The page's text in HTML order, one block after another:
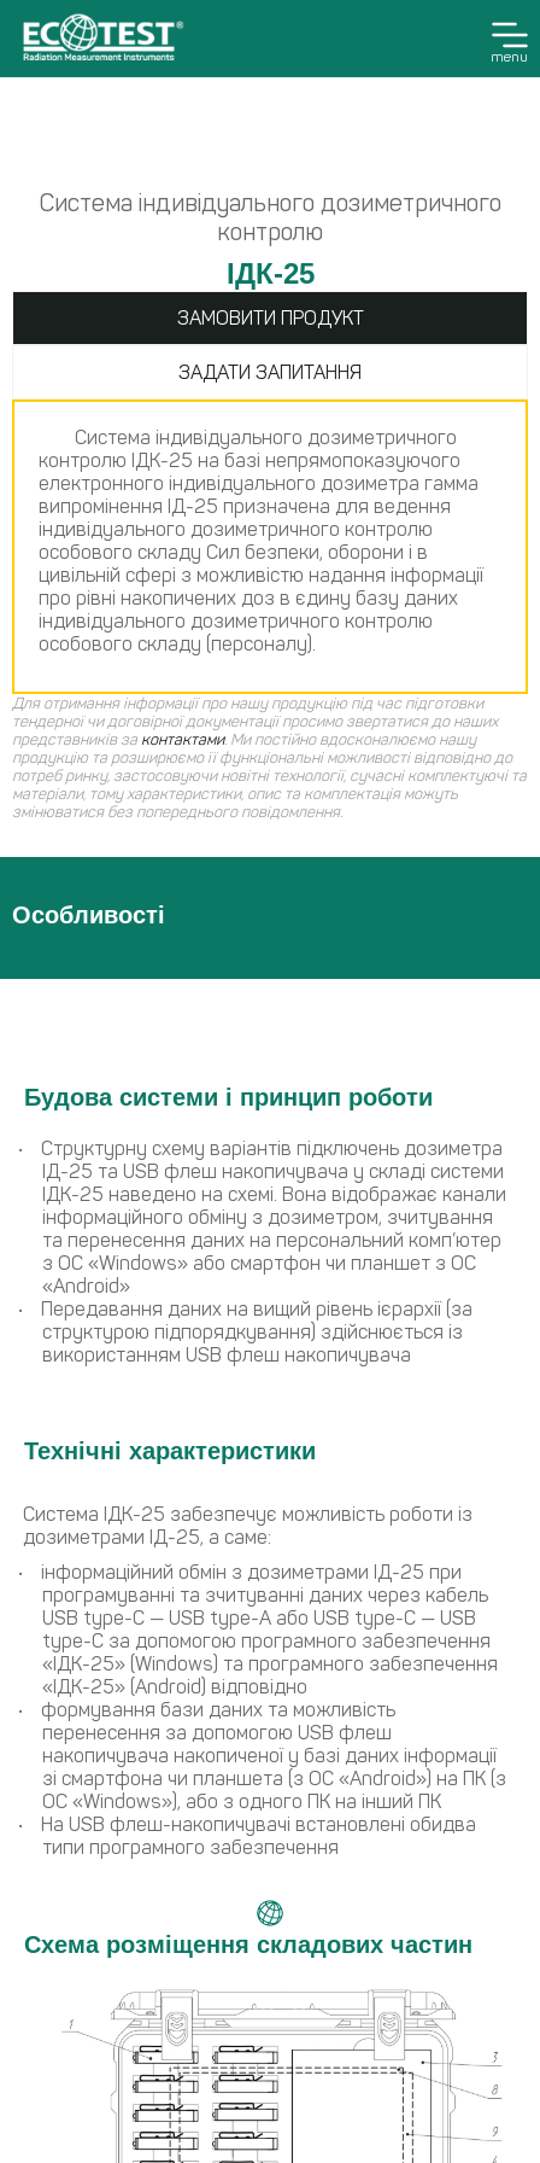
menu
Система індивідуального дозиметричного
контролю
ІДК-25
ЗАМОВИТИ ПРОДУКТ
ЗАДАТИ ЗАПИТАННЯ
Система індивідуального дозиметричного
контролю ІДК-25 на базі непрямопоказуючого
електронного індивідуального дозиметра гамма
випромінення ІД-25 призначена для ведення
індивідуального дозиметричного контролю
особового складу Сил безпеки, оборони і в
цивільній сфері з можливістю надання інформації
про рівні накопичених доз в єдину базу даних
індивідуального дозиметричного контролю
особового складу (персоналу).
Для отримання інформації про нашу продукцію під час підготовки
тендерної чи договірної документації просимо звертатися до наших
представників за контактами. Ми постійно вдосконалюємо нашу
продукцію та розширюємо її функціональні можливості відповідно до
потреб ринку, застосовуючи новітні технології, сучасні комплектуючі та
матеріали, тому характеристики, опис та комплектація можуть
змінюватися без попереднього повідомлення.
Особливості
Будова системи і принцип роботи
Структурну схему варіантів підключень дозиметра
ІД-25 та USB флеш накопичувача у складі системи
ІДК-25 наведено на схемі. Вона відображає канали
інформаційного обміну з дозиметром, зчитування
та перенесення даних на персональний комп’ютер
з ОС «Windows» або смартфон чи планшет з ОС
«Android»
Передавання даних на вищий рівень ієрархії (за
структурою підпорядкування) здійснюється із
використанням USB флеш накопичувача
Технічні характеристики
Система ІДК-25 забезпечує можливість роботи із
дозиметрами ІД-25, а саме:
інформаційний обмін з дозиметрами ІД-25 при
програмуванні та зчитуванні даних через кабель
USB type-C — USB type-A або USB type-C — USB
type-С за допомогою програмного забезпечення
«ІДК-25» (Windows) та програмного забезпечення
«ІДК-25» (Android) відповідно
формування бази даних та можливість
перенесення за допомогою USB флеш
накопичувача накопиченої у базі даних інформації
зі смартфона чи планшета (з ОС «Android») на ПК (з
ОС «Windows»), або з одного ПК на інший ПК
На USB флеш-накопичувачі встановлені обидва
типи програмного забезпечення
Схема розміщення складових частин